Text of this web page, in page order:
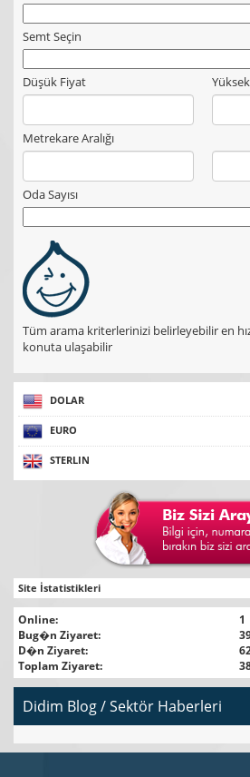
Semt Seçin
Düşük Fiyat
Metrekare Aralığı
Oda Sayısı
Tüm arama kriterlerinizi belirleyebilir en
konuta ulaşabilir
DOLAR
EURO
STERLIN
Site İstatistikleri
Online:
1
Bug�n Ziyaret:
D�n Ziyaret:
Toplam Ziyaret:
Didim Blog / Sektör Haberleri